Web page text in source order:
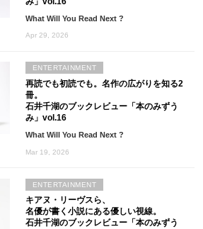
What Will You Read Next ?
Apr 29, 2026
再読でも初読でも。名作の広がりを知る2
冊。
石井千湖のブックレビュー「本のみずう
み」vol.16
What Will You Read Next ?
Mar 19, 2026
ENTERTAINMENT
キアヌ・リーヴスら、
名優が書く小説にある優しい視線。
石井千湖のブックレビュー「本のみずう
ENTERTAINMENT